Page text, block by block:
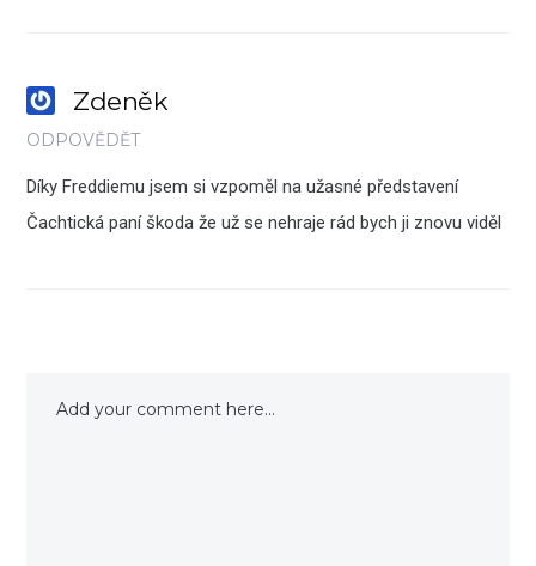
Zdeněk
ODPOVĚDĚT
Díky Freddiemu jsem si vzpoměl na užasné představení
Čachtická paní škoda že už se nehraje rád bych ji znovu viděl